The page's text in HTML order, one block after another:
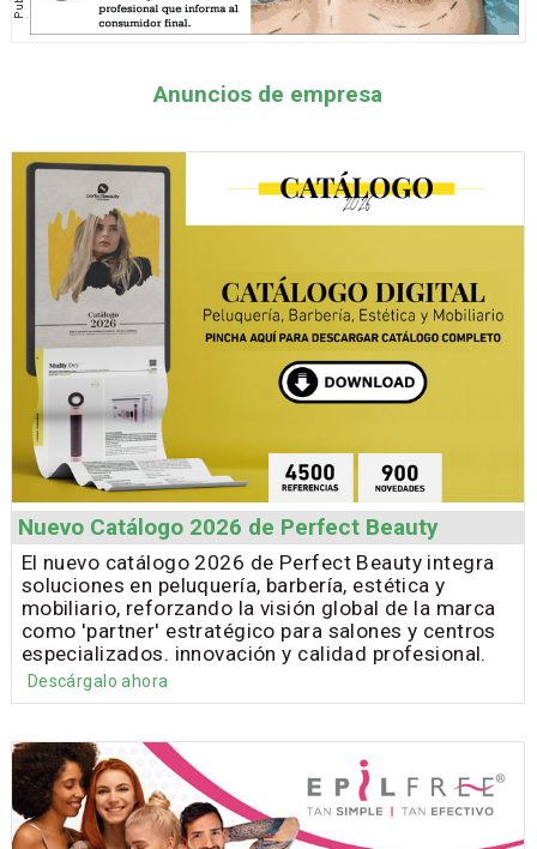
Anuncios de empresa
Nuevo Catálogo 2026 de Perfect Beauty
El nuevo catálogo 2026 de Perfect Beauty integra
soluciones en peluquería, barbería, estética y
mobiliario, reforzando la visión global de la marca
como 'partner' estratégico para salones y centros
especializados. innovación y calidad profesional.
Descárgalo ahora